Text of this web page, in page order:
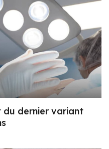
du dernier variant